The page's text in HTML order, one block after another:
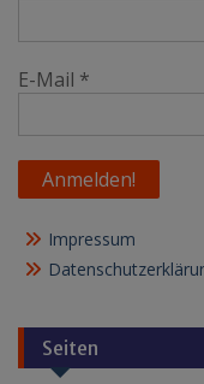
E-Mail *
Impressum
Seiten